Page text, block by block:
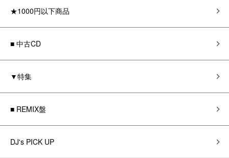
★1000円以下商品
■ 中古CD
▼特集
■ REMIX盤
DJ's PICK UP